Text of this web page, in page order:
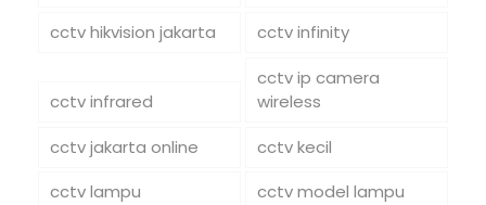
cctv hikvision jakarta
cctv infinity
cctv infrared
cctv ip camera
wireless
cctv jakarta online
cctv kecil
cctv lampu
cctv model lampu